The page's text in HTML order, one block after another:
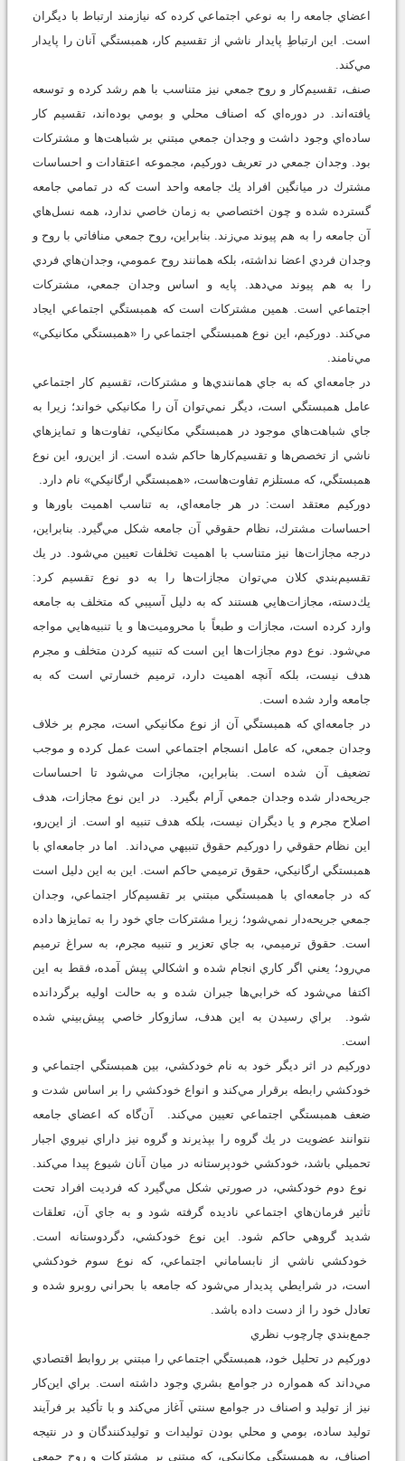
اعضاي جامعه را به نوعي اجتماعي كرده كه نيازمند ارتباط با ديگران
است. اين ارتباطِ پايدار ناشي از تقسيم كار، همبستگي آنان را پايدار
مي‌كند.
صنف، تقسيم‌كار و روح جمعي نيز متناسب با هم رشد كرده و توسعه
يافته‌اند. در دوره‌اي كه اصناف محلي و بومي بوده‌اند، تقسيم كار
ساده‌اي وجود داشت و وجدان جمعي مبتني بر شباهت‌ها و مشتركات
بود. وجدان جمعي در تعريف دوركيم، مجموعه اعتقادات و احساسات
مشترك در ميانگين افراد يك جامعه واحد است كه در تمامي جامعه
گسترده شده و چون اختصاصي به زمان خاصي ندارد، همه نسل‌هاي
آن جامعه را به هم پيوند مي‌زند. بنابراين، روح جمعي منافاتي با روح و
وجدان فردي اعضا نداشته، بلكه همانند روح عمومي، وجدان‌هاي فردي
را به هم پيوند مي‌دهد. پايه و اساس وجدان جمعي، مشتركات
اجتماعي است. همين مشتركات است كه همبستگي اجتماعي ايجاد
مي‌كند. دوركيم، اين نوع همبستگي اجتماعي را «همبستگي مكانيكي»
مي‌نامند.
در جامعه‌اي كه به جاي همانندي‌ها و مشتركات، تقسيم كار اجتماعي
عامل همبستگي است، ديگر نمي‌توان آن را مكانيكي خواند؛ زيرا به
جاي شباهت‌هاي موجود در همبستگي مكانيكي، تفاوت‌ها و تمايزهاي
ناشي از تخصص‌ها و تقسيم‌كارها حاكم شده است. از اين‌رو، اين نوع
همبستگي، كه مستلزم تفاوت‌هاست، «همبستگي ارگانيكي» نام دارد.
دوركيم معتقد است: در هر جامعه‌اي، به تناسب اهميت باورها و
احساسات مشترك، نظام حقوقي آن جامعه شكل مي‌گيرد. بنابراين،
درجه مجازات‌ها نيز متناسب با اهميت تخلفات تعيين مي‌شود. در يك
تقسيم‌بندي كلان مي‌توان مجازات‌ها را به دو نوع تقسيم كرد:
يك‌دسته، مجازات‌هايي هستند كه به دليل آسيبي كه متخلف به جامعه
وارد كرده است، مجازات و طبعاً با محروميت‌ها و يا تنبيه‌هايي مواجه
مي‌شود. نوع دوم مجازات‌ها اين است كه تنبيه كردن متخلف و مجرم
هدف نيست، بلكه آنچه اهميت دارد، ترميم خسارتي است كه به
جامعه وارد شده است.
در جامعه‌اي كه همبستگي آن از نوع مكانيكي است، مجرم بر خلاف
وجدان جمعي، كه عامل انسجام اجتماعي است عمل كرده و موجب
تضعيف آن شده است. بنابراين، مجازات مي‌شود تا احساسات
جريحه‌دار شده وجدان جمعي آرام بگيرد. در اين نوع مجازات، هدف
اصلاح مجرم و يا ديگران نيست، بلكه هدف تنبيه او است. از اين‌رو،
اين نظام حقوقي را دوركيم حقوق تنبيهي مي‌داند. اما در جامعه‌اي با
همبستگي ارگانيكي، حقوق ترميمي حاكم است. اين به اين دليل است
كه در جامعه‌اي با همبستگي مبتني بر تقسيم‌كار اجتماعي، وجدان
جمعي جريحه‌دار نمي‌شود؛ زيرا مشتركات جاي خود را به تمايزها داده
است. حقوق ترميمي، به جاي تعزير و تنبيه مجرم، به سراغ ترميم
مي‌رود؛ يعني اگر كاري انجام شده و اشكالي پيش آمده، فقط به اين
اكتفا مي‌شود كه خرابي‌ها جبران شده و به حالت اوليه برگردانده
شود. براي رسيدن به اين هدف، سازوكار خاصي پيش‌بيني شده
است.
دوركيم در اثر ديگر خود به نام خودكشي، بين همبستگي اجتماعي و
خودكشي رابطه برقرار مي‌كند و انواع خودكشي را بر اساس شدت و
ضعف همبستگي اجتماعي تعيين مي‌كند. آن‌گاه كه اعضاي جامعه
نتوانند عضويت در يك گروه را بپذيرند و گروه نيز داراي نيروي اجبار
تحميلي باشد، خودكشي خودپرستانه در ميان آنان شيوع پيدا مي‌كند.
نوع دوم خودكشي، در صورتي شكل مي‌گيرد كه فرديت افراد تحت
تأثير فرمان‌هاي اجتماعي ناديده گرفته شود و به جاي آن، تعلقات
شديد گروهي حاكم شود. اين نوع خودكشي، دگردوستانه است.
خودكشي ناشي از نابساماني اجتماعي، كه نوع سوم خودكشي
است، در شرايطي پديدار مي‌شود كه جامعه با بحراني روبرو شده و
تعادل خود را از دست داده باشد.
جمع‌بندي چارچوب نظري
دوركيم در تحليل خود، همبستگي اجتماعي را مبتني بر روابط اقتصادي
مي‌داند كه همواره در جوامع بشري وجود داشته است. براي اين‌كار
نيز از توليد و اصناف در جوامع سنتي آغاز مي‌كند و با تأكيد بر فرآيند
توليد ساده، بومي و محلي بودن توليدات و توليدكنندگان و در نتيجه
اصناف، به همبستگي مكانيكي، كه مبتني بر مشتركات و روح جمعي